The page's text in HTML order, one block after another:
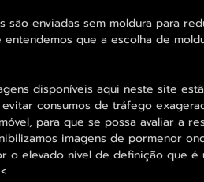
são enviadas sem moldura para
que a escolha de
disponíveis aqui neste site
consumos de tráfego
para que se possa avaliar a
imagens de pormenor
o elevado nível de definição que é